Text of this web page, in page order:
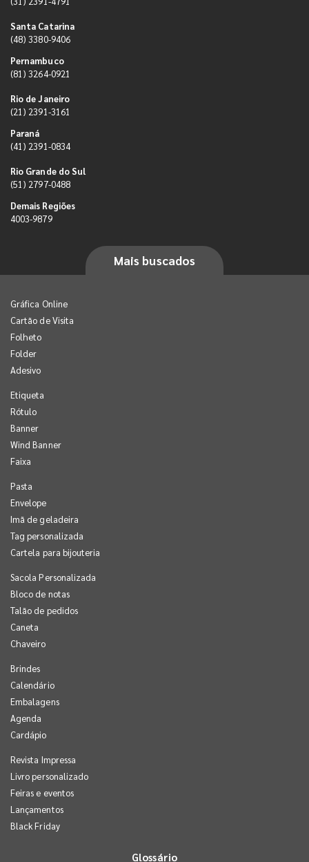
Santa Catarina
(48) 3380-9406
Pernambuco
(81) 3264-0921
Rio de Janeiro
(21) 2391-3161
Paraná
(41) 2391-0834
Rio Grande do Sul
(51) 2797-0488
Demais Regiões
4003-9879
Mais buscados
Gráfica Online
Cartão de Visita
Folheto
Folder
Adesivo
Etiqueta
Rótulo
Banner
Wind Banner
Faixa
Pasta
Envelope
Imã de geladeira
Tag personalizada
Cartela para bijouteria
Sacola Personalizada
Bloco de notas
Talão de pedidos
Caneta
Chaveiro
Brindes
Calendário
Embalagens
Agenda
Cardápio
Revista Impressa
Livro personalizado
Feiras e eventos
Lançamentos
Black Friday
Glossário